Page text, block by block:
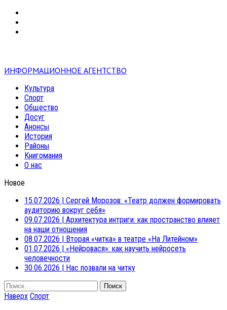
ИНФОРМАЦИОННОЕ АГЕНТСТВО
Культура
Спорт
Общество
Досуг
Анонсы
История
Районы
Книгомания
О нас
Новое
15.07.2026 | Сергей Морозов: «Театр должен формировать
аудиторию вокруг себя»
09.07.2026 | Архитектура интриги: как пространство влияет
на наши отношения
08.07.2026 | Вторая «читка» в театре «На Литейном»
01.07.2026 | «Нейровася»: как научить нейросеть
человечности
30.06.2026 | Нас позвали на читку
Найти:
Наверх Спорт